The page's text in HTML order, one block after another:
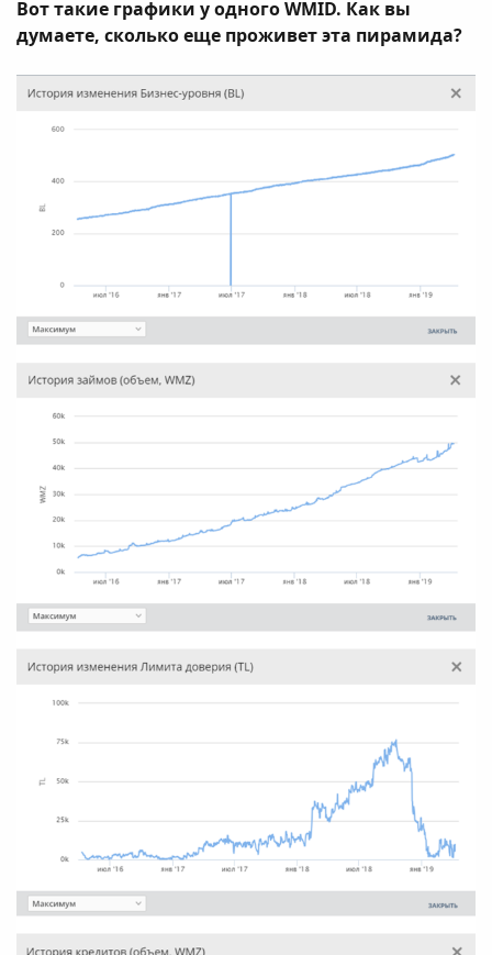
Вот такие графики у одного WMID. Как вы
думаете, сколько еще проживет эта пирамида?